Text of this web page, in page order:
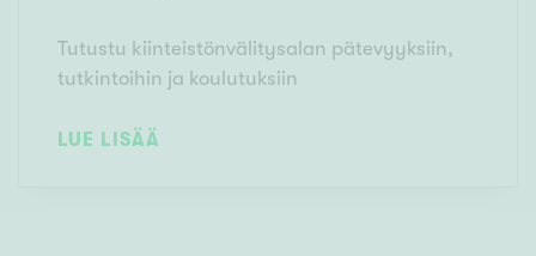
Tutustu kiinteistönvälitysalan pätevyyksiin,
tutkintoihin ja koulutuksiin
LUE LISÄÄ